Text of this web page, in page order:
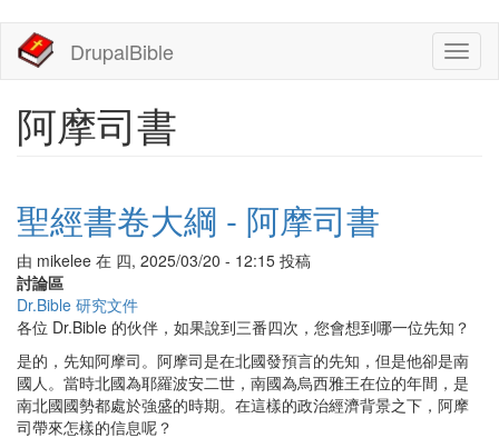
主
DrupalBible
阿摩司書
聖經書卷大綱 - 阿摩司書
由 mikelee 在 四, 2025/03/20 - 12:15 投稿
討論區
Dr.Bible 研究文件
各位 Dr.Bible 的伙伴，如果說到三番四次，您會想到哪一位先知？
是的，先知阿摩司。阿摩司是在北國發預言的先知，但是他卻是南
國人。當時北國為耶羅波安二世，南國為烏西雅王在位的年間，是
南北國國勢都處於強盛的時期。在這樣的政治經濟背景之下，阿摩
司帶來怎樣的信息呢？